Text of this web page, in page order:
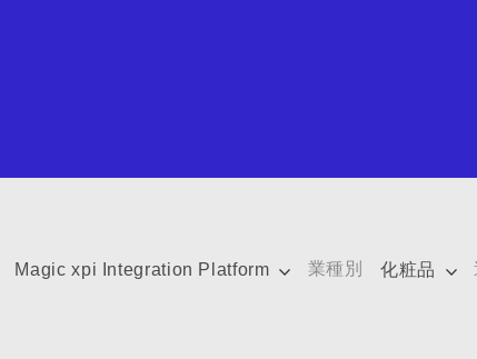
Magic xpi Integration Platform 業種別 化粧品